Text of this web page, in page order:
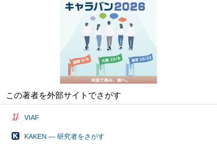
この著者を外部サイトでさがす
VIAF
KAKEN — 研究者をさがす